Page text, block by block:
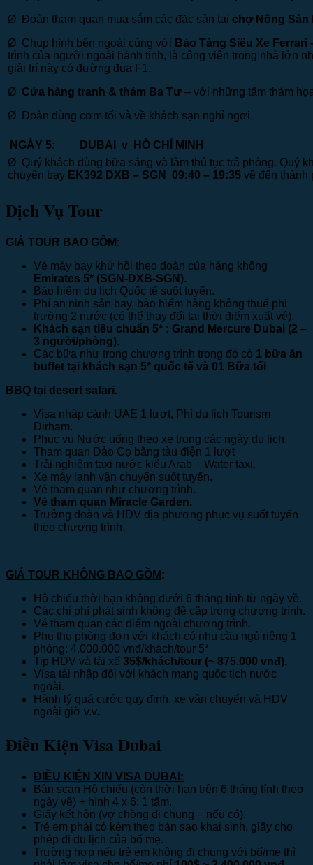
Ø Đoàn tham quan mua sắm các đặc sản tại chợ Nông Sản
Ø Chụp hình bên ngoài cùng với Bảo Tàng Siêu Xe Ferrari
trình của người ngoài hành tinh, là công viên trong nhà lớn
giải trí này có đường đua F1.
Ø Cửa hàng tranh & thảm Ba Tư – với những tấm thảm
Ø Đoàn dùng cơm tối và về khách sạn nghỉ ngơi.
NGÀY 5: DUBAI v HỒ CHÍ
Ø Quý khách dùng bữa sáng và làm thủ tục trả phòng. Quý
chuyến bay EK392 DXB – SGN 09:40 – 19:35 về đến thành
Dịch Vụ Tour
GIÁ TOUR BAO GỒM :
Vé máy bay khứ hồi theo đoàn của hàng không
Emirates 5* (SGN-DXB-SGN).
Bảo hiểm du lịch Quốc tế suốt tuyến.
Phí an ninh sân bay, bảo hiểm hàng không thuế phi
trường 2 nước (có thể thay đổi tại thời điểm xuất vé).
Khách sạn tiêu chuẩn 5* : Grand Mercure Dubai (2 –
3 người/phòng).
Các bữa như trong chương trình trong đó có 1 bữa ăn
buffet tại khách sạn 5* quốc tế và 01 Bữa tối
BBQ tại desert safari.
Visa nhập cảnh UAE 1 lượt, Phí du lịch Tourism
Dirham.
Phục vụ Nước uống theo xe trong các ngày du lịch.
Tham quan Đảo Cọ bằng tàu điện 1 lượt
Trải nghiệm taxi nước kiểu Arab – Water taxi.
Xe máy lạnh vận chuyển suốt tuyến.
Vé tham quan như chương trình.
Vé tham quan Miracle Garden.
Trưởng đoàn và HDV địa phương phục vụ suốt tuyến
theo chương trình.
GIÁ TOUR KHÔNG BAO GỒM :
Hộ chiếu thời hạn không dưới 6 tháng tính từ ngày về.
Các chi phí phát sinh không đề cập trong chương trình.
Vé tham quan các điểm ngoài chương trình.
Phụ thu phòng đơn với khách có nhu cầu ngủ riêng 1
phòng: 4.000.000 vnđ/khách/tour 5*
Tip HDV và tài xế 35$/khách/tour (~ 875.000 vnđ).
Visa tái nhập đối với khách mang quốc tịch nước
ngoài.
Hành lý quá cước quy định, xe vận chuyển và HDV
ngoài giờ v.v..
Điều Kiện Visa Dubai
ĐIỀU KIỆN XIN VISA DUBAI:
Bản scan Hộ chiếu (còn thời hạn trên 6 tháng tính theo
ngày về) + hình 4 x 6: 1 tấm.
Giấy kết hôn (vợ chồng đi chung – nếu có).
Trẻ em phải có kèm theo bản sao khai sinh, giấy cho
phép đi du lịch của bố mẹ.
Trường hợp nếu trẻ em không đi chung với bố/mẹ thì